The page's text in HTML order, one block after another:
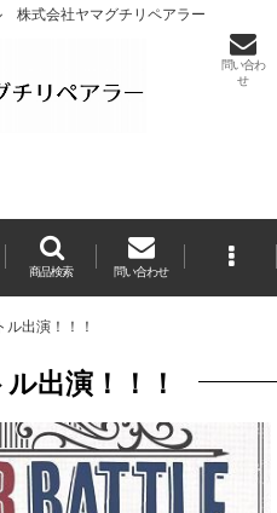
株式会社ヤマグチリペアラー
問い合わ
せ
商品検索 問い合わせ
出演！！！
出演！！！